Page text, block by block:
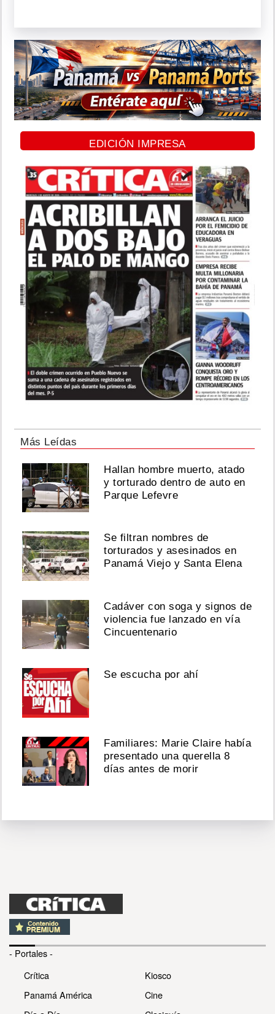
EDICIÓN IMPRESA
Más Leídas
Hallan hombre muerto, atado
y torturado dentro de auto en
Parque Lefevre
Se filtran nombres de
torturados y asesinados en
Panamá Viejo y Santa Elena
Cadáver con soga y signos de
violencia fue lanzado en vía
Cincuentenario
Se escucha por ahí
Familiares: Marie Claire había
presentado una querella 8
días antes de morir
- Portales -
Crítica
Panamá América
Kiosco
Cine